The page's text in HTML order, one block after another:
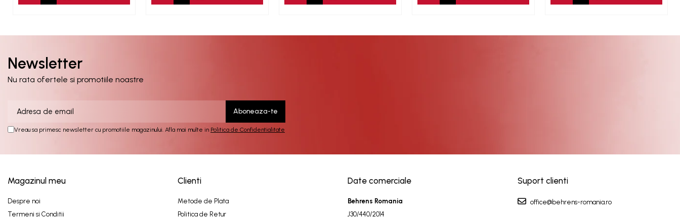
Newsletter
Nu rata ofertele si promotiile noastre
Vreau sa primesc newsletter cu promotiile magazinului. Afla mai multe in Politica de Confidentialitate
Magazinul meu
Despre noi
Termeni si Conditii
Clienti
Metode de Plata
Politica de Retur
Date comerciale
Behrens Romania
J30/440/2014
Suport clienti
office@behrens-romania.ro